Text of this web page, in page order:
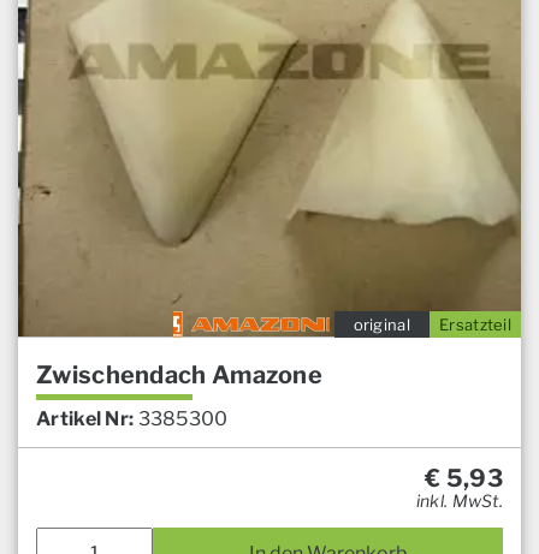
Ersatzteil
original
Zwischendach Amazone
Artikel Nr: 3385300
€ 5,93
inkl. MwSt.